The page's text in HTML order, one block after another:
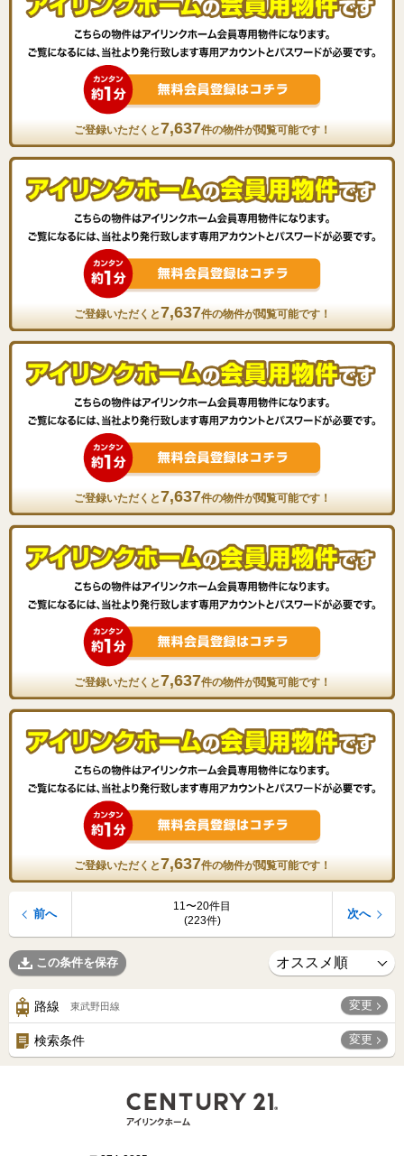
ご登録いただくと7,637件の物件が閲覧可能です！
ご登録いただくと7,637件の物件が閲覧可能です！
ご登録いただくと7,637件の物件が閲覧可能です！
ご登録いただくと7,637件の物件が閲覧可能です！
ご登録いただくと7,637件の物件が閲覧可能です！
11〜20件目
(223件)
前へ 次へ
この条件を保存
路線 東武野田線 変更
検索条件 変更